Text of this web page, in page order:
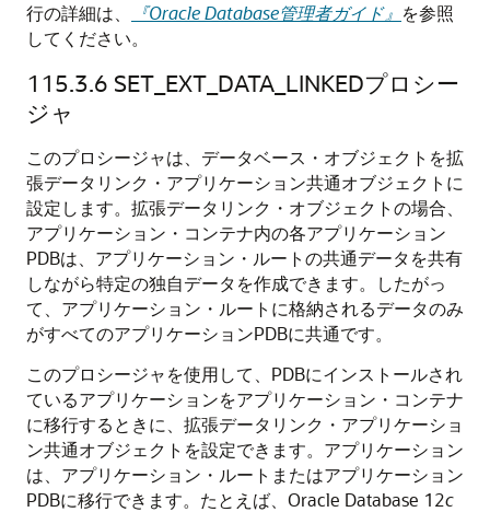
行の詳細は、
『Oracle Database管理者ガイド』 を参照
してください。
115.3.6 SET_EXT_DATA_LINKEDプロシー
ジャ
このプロシージャは、データベース・オブジェクトを拡
張データリンク・アプリケーション共通オブジェクトに
設定します。拡張データリンク・オブジェクトの場合、
アプリケーション・コンテナ内の各アプリケーション
PDBは、アプリケーション・ルートの共通データを共有
しながら特定の独自データを作成できます。したがっ
て、アプリケーション・ルートに格納されるデータのみ
がすべてのアプリケーションPDBに共通です。
このプロシージャを使用して、PDBにインストールされ
ているアプリケーションをアプリケーション・コンテナ
に移行するときに、拡張データリンク・アプリケーショ
ン共通オブジェクトを設定できます。アプリケーション
は、アプリケーション・ルートまたはアプリケーション
PDBに移行できます。たとえば、Oracle Database 12c